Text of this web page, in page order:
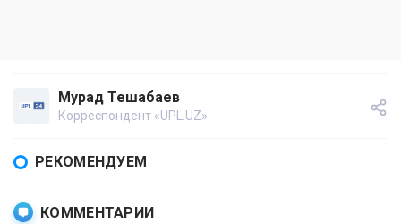
Мурад Тешабаев
Корреспондент «UPL.UZ»
РЕКОМЕНДУЕМ
КОММЕНТАРИИ